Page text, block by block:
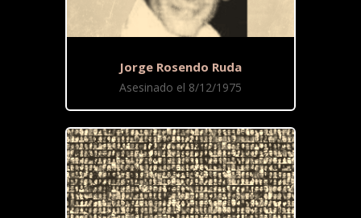
Jorge Rosendo Ruda
Asesinado el 8/12/1975